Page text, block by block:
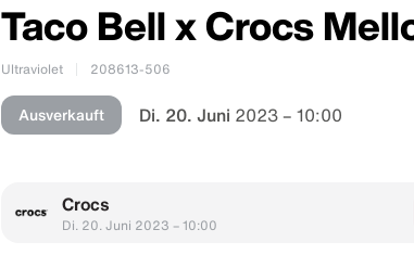
Taco Bell x Crocs
Ultraviolet 208613-506
Ausverkauft Di. 20. Juni 2023 – 10:00
Crocs
Di. 20. Juni 2023 – 10:00